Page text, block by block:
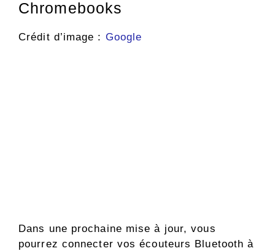
Chromebooks
Crédit d’image : Google
Dans une prochaine mise à jour, vous
pourrez connecter vos écouteurs Bluetooth à